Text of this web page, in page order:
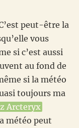
peut-être la
vous
si c’est aussi
au fond de
si la météo
toujours ma
Arcteryx
météo peut